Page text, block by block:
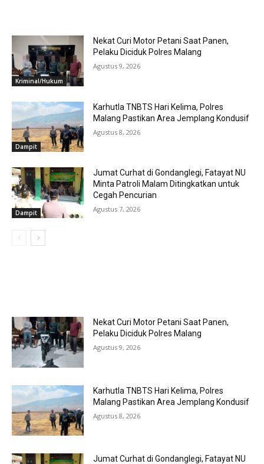
Kriminal/Hukum
Nekat Curi Motor Petani Saat Panen,
Pelaku Diciduk Polres Malang
Agustus 9, 2026
Dampit
Karhutla TNBTS Hari Kelima, Polres
Malang Pastikan Area Jemplang Kondusif
Agustus 8, 2026
Dampit
Jumat Curhat di Gondanglegi, Fatayat NU
Minta Patroli Malam Ditingkatkan untuk
Cegah Pencurian
Agustus 7, 2026
Nekat Curi Motor Petani Saat Panen,
Pelaku Diciduk Polres Malang
Agustus 9, 2026
Karhutla TNBTS Hari Kelima, Polres
Malang Pastikan Area Jemplang Kondusif
Agustus 8, 2026
Jumat Curhat di Gondanglegi, Fatayat NU